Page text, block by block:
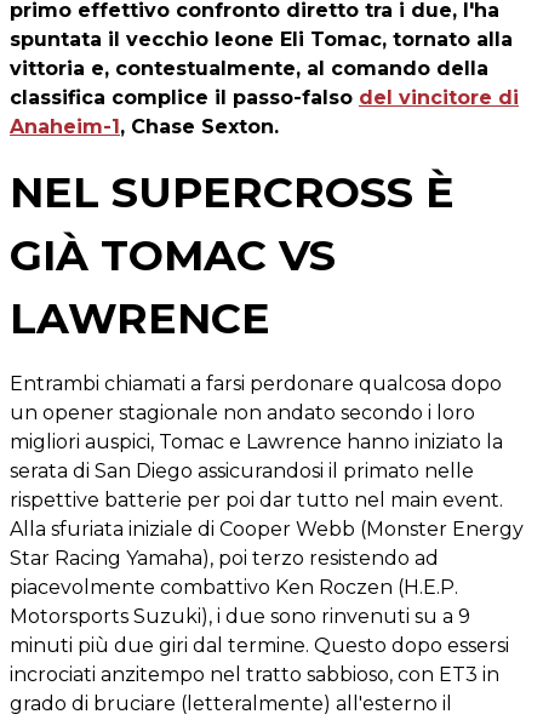
primo effettivo confronto diretto tra i due, l'ha
spuntata il vecchio leone Eli Tomac, tornato alla
vittoria e, contestualmente, al comando della
classifica complice il passo-falso del vincitore di
Anaheim-1, Chase Sexton.
NEL SUPERCROSS È
GIÀ TOMAC VS
LAWRENCE
Entrambi chiamati a farsi perdonare qualcosa dopo
un opener stagionale non andato secondo i loro
migliori auspici, Tomac e Lawrence hanno iniziato la
serata di San Diego assicurandosi il primato nelle
rispettive batterie per poi dar tutto nel main event.
Alla sfuriata iniziale di Cooper Webb (Monster Energy
Star Racing Yamaha), poi terzo resistendo ad
piacevolmente combattivo Ken Roczen (H.E.P.
Motorsports Suzuki), i due sono rinvenuti su a 9
minuti più due giri dal termine. Questo dopo essersi
incrociati anzitempo nel tratto sabbioso, con ET3 in
grado di bruciare (letteralmente) all'esterno il